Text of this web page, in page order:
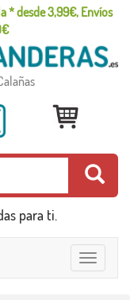
* desde 3,99€, Envíos
para ti.
Toggle
navigation